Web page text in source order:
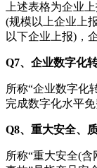
上述表格为企业
(规模以上企业上
以下企业上报)，
Q7、企业数字化
所称“企业数字化
完成数字化水平免
Q8、重大安全、
所称“重大安全(